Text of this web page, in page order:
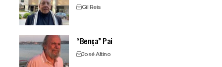
Gil Reis
“Bença” Pai
José Altino